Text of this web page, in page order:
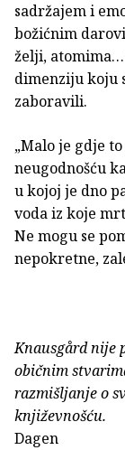
sadržajem i
božićnim
želji, atomima…
dimenziju koju
zaboravili.
„Malo je gdje
neugodnošću
u kojoj je dno
voda iz koje
Ne mogu se
nepokretne,
Knausgård nije
običnim
razmišljanje o
književnošću.
Dagen